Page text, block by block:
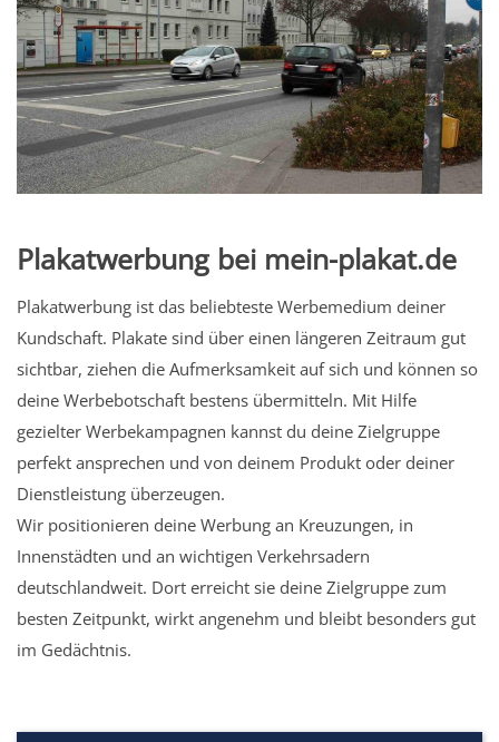
Plakatwerbung bei mein-plakat.de
Plakatwerbung ist das beliebteste Werbemedium deiner
Kundschaft. Plakate sind über einen längeren Zeitraum gut
sichtbar, ziehen die Aufmerksamkeit auf sich und können so
deine Werbebotschaft bestens übermitteln. Mit Hilfe
gezielter Werbekampagnen kannst du deine Zielgruppe
perfekt ansprechen und von deinem Produkt oder deiner
Dienstleistung überzeugen.
Wir positionieren deine Werbung an Kreuzungen, in
Innenstädten und an wichtigen Verkehrsadern
deutschlandweit. Dort erreicht sie deine Zielgruppe zum
besten Zeitpunkt, wirkt angenehm und bleibt besonders gut
im Gedächtnis.